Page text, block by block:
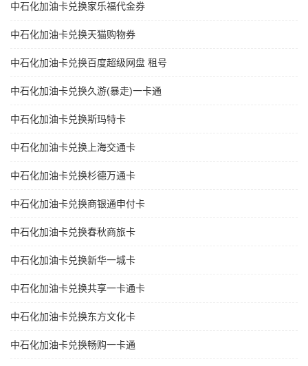
中石化加油卡兑换家乐福代金券
中石化加油卡兑换天猫购物券
中石化加油卡兑换百度超级网盘 租号
中石化加油卡兑换久游(暴走)一卡通
中石化加油卡兑换斯玛特卡
中石化加油卡兑换上海交通卡
中石化加油卡兑换杉德万通卡
中石化加油卡兑换商银通申付卡
中石化加油卡兑换春秋商旅卡
中石化加油卡兑换新华一城卡
中石化加油卡兑换共享一卡通卡
中石化加油卡兑换东方文化卡
中石化加油卡兑换畅购一卡通